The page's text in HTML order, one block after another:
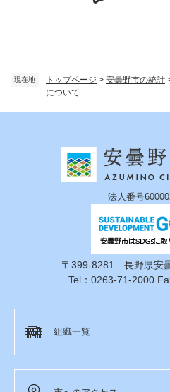
現在地 トップページ > 安曇野市の統計
について
法人番号
〒399-8281 長野県安
Tel：0263-71-2000
組織一覧